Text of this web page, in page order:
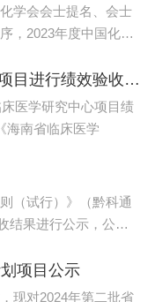
学会会士提名、会士
，2023年度中国化学
海南对一批省临床医学研究中心项目进行绩效验收评价
医学研究中心项目绩
知 各有关单位： 根据《海南省临床医学
（试行）》（黔科通
结果进行公示，公示
项目公示
现对2024年第二批省